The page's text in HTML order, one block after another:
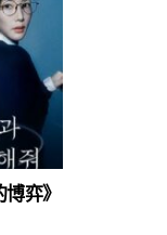
弈》